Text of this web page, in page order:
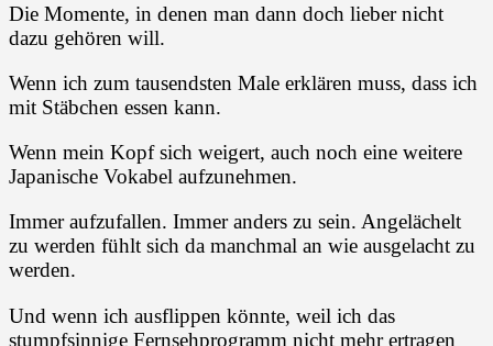
Die Momente, in denen man dann doch lieber nicht
dazu gehören will.
Wenn ich zum tausendsten Male erklären muss, dass ich
mit Stäbchen essen kann.
Wenn mein Kopf sich weigert, auch noch eine weitere
Japanische Vokabel aufzunehmen.
Immer aufzufallen. Immer anders zu sein. Angelächelt
zu werden fühlt sich da manchmal an wie ausgelacht zu
werden.
Und wenn ich ausflippen könnte, weil ich das
stumpfsinnige Fernsehprogramm nicht mehr ertragen